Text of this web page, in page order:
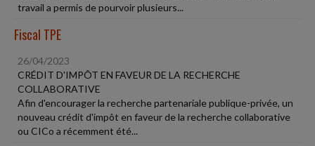
travail a permis de pourvoir plusieurs...
Fiscal TPE
26/04/2023
CRÉDIT D'IMPÔT EN FAVEUR DE LA RECHERCHE
COLLABORATIVE
Afin d'encourager la recherche partenariale publique-privée, un
nouveau crédit d'impôt en faveur de la recherche collaborative
ou CICo a récemment été...